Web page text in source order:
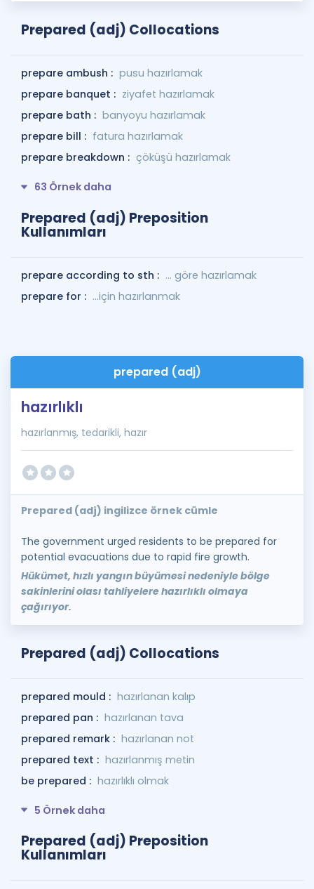
Prepared (adj) Collocations
prepare ambush : pusu hazırlamak
prepare banquet : ziyafet hazırlamak
prepare bath : banyoyu hazırlamak
prepare bill : fatura hazırlamak
prepare breakdown : çöküşü hazırlamak
63 Örnek daha
Prepared (adj) Preposition
Kullanımları
prepare according to sth : ... göre hazırlamak
prepare for : ...için hazırlanmak
prepared (adj)
hazırlıklı
hazırlanmış, tedarikli, hazır
Prepared (adj) ingilizce örnek cümle
The government urged residents to be prepared for
potential evacuations due to rapid fire growth.
Hükümet, hızlı yangın büyümesi nedeniyle bölge
sakinlerini olası tahliyelere hazırlıklı olmaya
çağırıyor.
Prepared (adj) Collocations
prepared mould : hazırlanan kalıp
prepared pan : hazırlanan tava
prepared remark : hazırlanan not
prepared text : hazırlanmış metin
be prepared : hazırlıklı olmak
5 Örnek daha
Prepared (adj) Preposition
Kullanımları